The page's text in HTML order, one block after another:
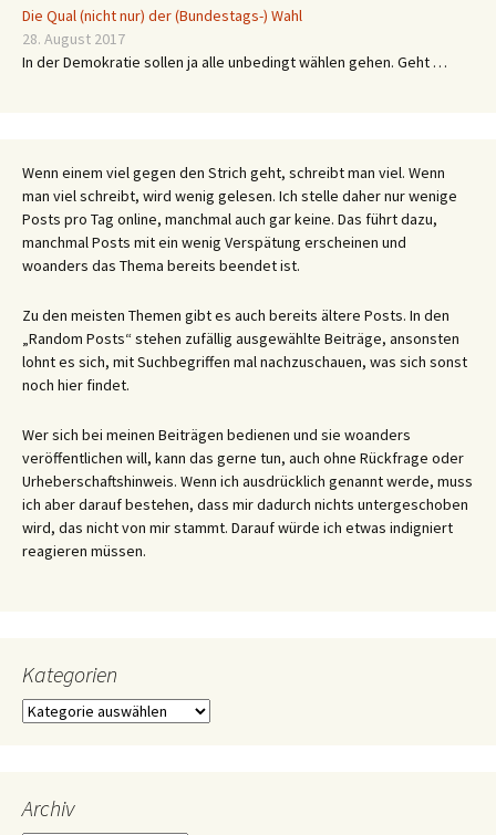
Die Qual (nicht nur) der (Bundestags-) Wahl
28. August 2017
In der Demokratie sollen ja alle unbedingt wählen gehen. Geht …
Wenn einem viel gegen den Strich geht, schreibt man viel. Wenn
man viel schreibt, wird wenig gelesen. Ich stelle daher nur wenige
Posts pro Tag online, manchmal auch gar keine. Das führt dazu,
manchmal Posts mit ein wenig Verspätung erscheinen und
woanders das Thema bereits beendet ist.
Zu den meisten Themen gibt es auch bereits ältere Posts. In den
„Random Posts“ stehen zufällig ausgewählte Beiträge, ansonsten
lohnt es sich, mit Suchbegriffen mal nachzuschauen, was sich sonst
noch hier findet.
Wer sich bei meinen Beiträgen bedienen und sie woanders
veröffentlichen will, kann das gerne tun, auch ohne Rückfrage oder
Urheberschaftshinweis. Wenn ich ausdrücklich genannt werde, muss
ich aber darauf bestehen, dass mir dadurch nichts untergeschoben
wird, das nicht von mir stammt. Darauf würde ich etwas indigniert
reagieren müssen.
Kategorien
Kategorien
Archiv